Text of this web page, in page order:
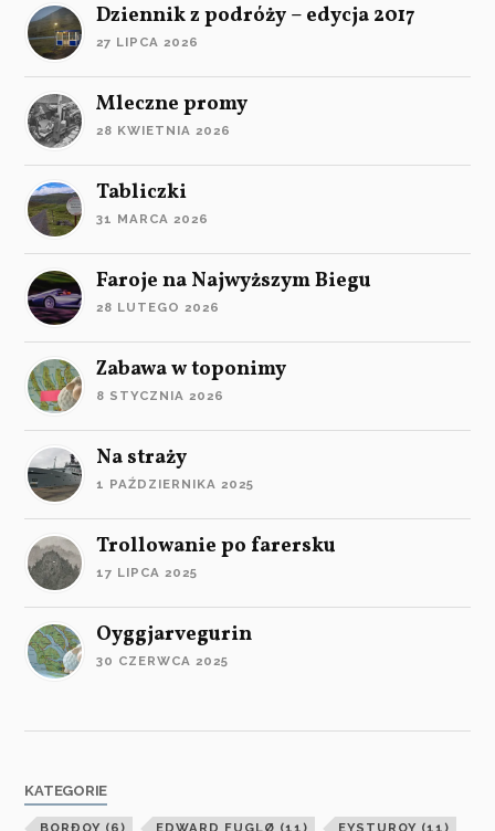
Dziennik z podróży – edycja 2017
27 LIPCA 2026
Mleczne promy
28 KWIETNIA 2026
Tabliczki
31 MARCA 2026
Faroje na Najwyższym Biegu
28 LUTEGO 2026
Zabawa w toponimy
8 STYCZNIA 2026
Na straży
1 PAŹDZIERNIKA 2025
Trollowanie po farersku
17 LIPCA 2025
Oyggjarvegurin
30 CZERWCA 2025
KATEGORIE